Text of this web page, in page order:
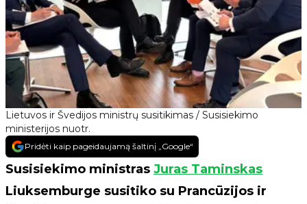
Lietuvos ir Švedijos ministrų susitikimas / Susisiekimo
ministerijos nuotr.
Pridėti kaip pageidaujamą šaltinį „Google“
Susisiekimo ministras Juras Taminskas
Liuksemburge susitiko su Prancūzijos ir